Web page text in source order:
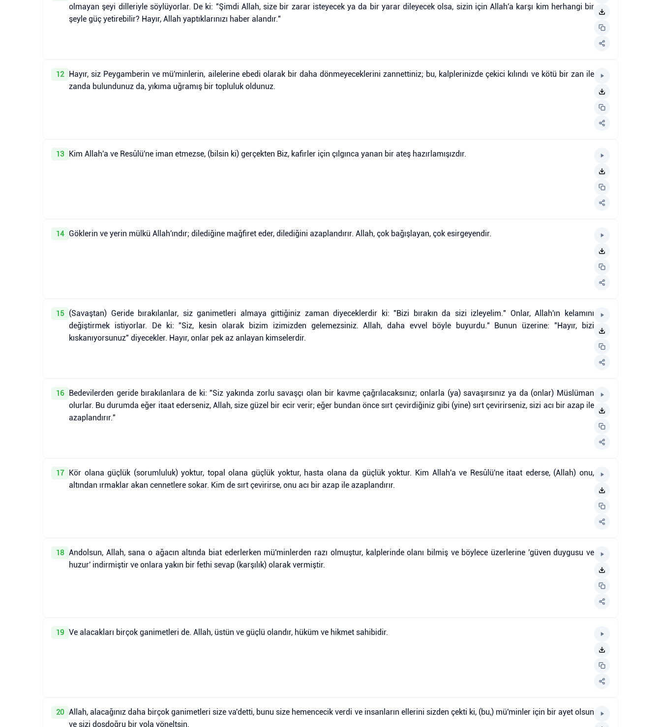
olmayan şeyi dilleriyle söylüyorlar. De ki: "Şimdi Allah, size bir zarar isteyecek ya da bir yarar dileyecek olsa, sizin için Allah'a karşı kim herhangi bir
şeyle güç yetirebilir? Hayır, Allah yaptıklarınızı haber alandır."
12
Hayır, siz Peygamberin ve mü'minlerin, ailelerine ebedi olarak bir daha dönmeyeceklerini zannettiniz; bu, kalplerinizde çekici kılındı ve kötü bir zan ile
zanda bulundunuz da, yıkıma uğramış bir topluluk oldunuz.
13 Kim Allah'a ve Resûlü'ne iman etmezse, (bilsin ki) gerçekten Biz, kafirler için çılgınca yanan bir ateş hazırlamışızdır.
14 Göklerin ve yerin mülkü Allah'ındır; dilediğine mağfiret eder, dilediğini azaplandırır. Allah, çok bağışlayan, çok esirgeyendir.
15
(Savaştan) Geride bırakılanlar, siz ganimetleri almaya gittiğiniz zaman diyeceklerdir ki: "Bizi bırakın da sizi izleyelim." Onlar, Allah'ın kelamını
değiştirmek istiyorlar. De ki: "Siz, kesin olarak bizim izimizden gelemezsiniz. Allah, daha evvel böyle buyurdu." Bunun üzerine: "Hayır, bizi
kıskanıyorsunuz" diyecekler. Hayır, onlar pek az anlayan kimselerdir.
16
Bedevilerden geride bırakılanlara de ki: "Siz yakında zorlu savaşçı olan bir kavme çağrılacaksınız; onlarla (ya) savaşırsınız ya da (onlar) Müslüman
olurlar. Bu durumda eğer itaat ederseniz, Allah, size güzel bir ecir verir; eğer bundan önce sırt çevirdiğiniz gibi (yine) sırt çevirirseniz, sizi acı bir azap ile
azaplandırır."
17
Kör olana güçlük (sorumluluk) yoktur, topal olana güçlük yoktur, hasta olana da güçlük yoktur. Kim Allah'a ve Resûlü'ne itaat ederse, (Allah) onu,
altından ırmaklar akan cennetlere sokar. Kim de sırt çevirirse, onu acı bir azap ile azaplandırır.
18 Andolsun, Allah, sana o ağacın altında biat ederlerken mü'minlerden razı olmuştur, kalplerinde olanı bilmiş ve böylece üzerlerine 'güven duygusu ve
huzur' indirmiştir ve onlara yakın bir fethi sevap (karşılık) olarak vermiştir.
19 Ve alacakları birçok ganimetleri de. Allah, üstün ve güçlü olandır, hüküm ve hikmet sahibidir.
20 Allah, alacağınız daha birçok ganimetleri size va'detti, bunu size hemencecik verdi ve insanların ellerini sizden çekti ki, (bu,) mü'minler için bir ayet olsun
ve sizi dosdoğru bir yola yöneltsin.